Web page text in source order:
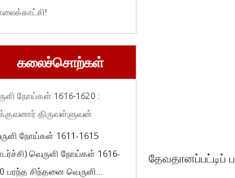
தேவதானப்பட்டிப்
கலைச்சொற்கள்
நோய்கள் 1616-1620 :
திருவள்ளுவன்
நோய்கள் 1611-1615
வெருளி நோய்கள் 1616-
பரந்த சிந்தனை வெருளி...